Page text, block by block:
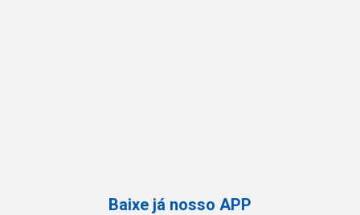
Baixe já nosso APP